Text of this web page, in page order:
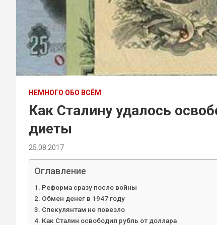
НЕМНОГО ОБО ВСЁМ
Как Сталину удалось
диеты
25.08.2017
Оглавление
Реформа сразу после войны
Обмен денег в 1947 году
Спекулянтам не повезло
Как Сталин освободил рубль от доллара